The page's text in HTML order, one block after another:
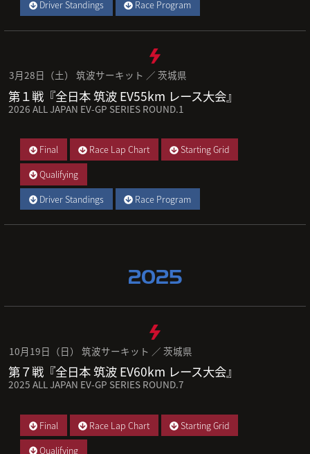
Driver Standings
Race Program
3月28日（土） 筑波サーキット ／ 茨城県
第１戦『全日本 筑波 EV55km レース大会』
2026 ALL JAPAN EV-GP SERIES ROUND.1
Final Race Lap Chart
Starting Grid
Qualifying
Driver Standings
Race Program
2025
10月19日（日） 筑波サーキット ／ 茨城県
第７戦『全日本 筑波 EV60km レース大会』
2025 ALL JAPAN EV-GP SERIES ROUND.7
Final Race Lap Chart
Starting Grid
Qualifying